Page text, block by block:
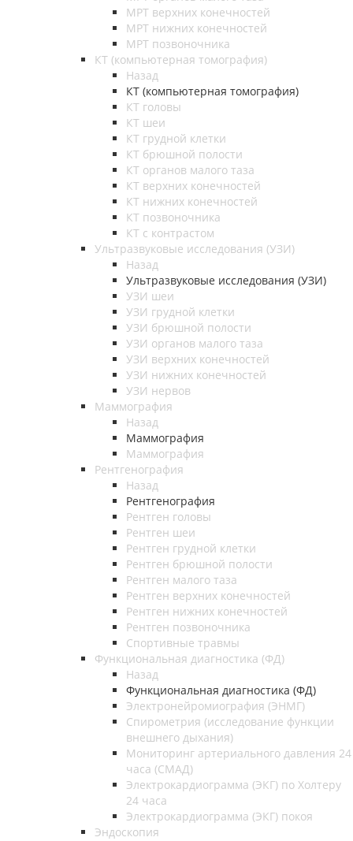
МРТ верхних конечностей
МРТ нижних конечностей
МРТ позвоночника
КТ (компьютерная томография)
Назад
КТ (компьютерная томография)
КТ головы
КТ шеи
КТ грудной клетки
КТ брюшной полости
КТ органов малого таза
КТ верхних конечностей
КТ нижних конечностей
КТ позвоночника
КТ с контрастом
Ультразвуковые исследования (УЗИ)
Назад
Ультразвуковые исследования (УЗИ)
УЗИ шеи
УЗИ грудной клетки
УЗИ брюшной полости
УЗИ органов малого таза
УЗИ верхних конечностей
УЗИ нижних конечностей
УЗИ нервов
Маммография
Назад
Маммография
Маммография
Рентгенография
Назад
Рентгенография
Рентген головы
Рентген шеи
Рентген грудной клетки
Рентген брюшной полости
Рентген малого таза
Рентген верхних конечностей
Рентген нижних конечностей
Рентген позвоночника
Спортивные травмы
Функциональная диагностика (ФД)
Назад
Функциональная диагностика (ФД)
Электронейромиография (ЭНМГ)
Спирометрия (исследование функции
внешнего дыхания)
Мониторинг артериального давления 24
часа (СМАД)
Электрокардиограмма (ЭКГ) по Холтеру
24 часа
Электрокардиограмма (ЭКГ) покоя
Эндоскопия